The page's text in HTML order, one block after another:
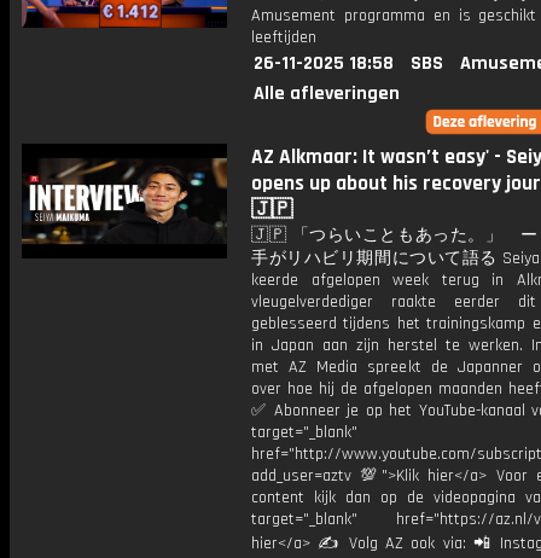
Amusement programma en is
leeftijden
26-11-2025 18:58 SBS
Alle afleveringen
AZ Alkmaar: It wasn’t easy' -
opens up about his recovery
🇯🇵
🇯🇵 「つらいこともあった。」
手がリハビリ期間について語る Seiya
keerde afgelopen week terug in
vleugelverdediger raakte eerder
geblesseerd tijdens het trainingskamp
in Japan aan zijn herstel te werken.
met AZ Media spreekt de Japanner
over hoe hij de afgelopen maanden
✅ Abonneer je op het YouTube-kanaal
target="_blank"
href="http://www.youtube.com/
add_user=aztv 💯">Klik hier</a> Voor
content kijk dan op de videopagina
target="_blank" href="https://az.nl/
hier</a> ✍ Volg AZ ook via: 📲